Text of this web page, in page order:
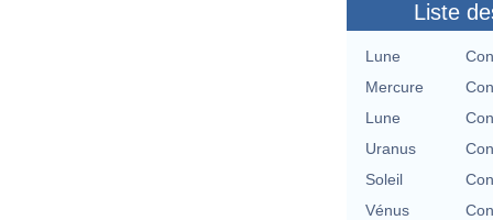
Liste
Lune
Mercure
Lune
Uranus
Soleil
Vénus